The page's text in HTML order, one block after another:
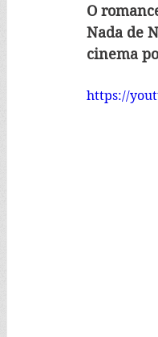
O
Nada de
cinema
https://